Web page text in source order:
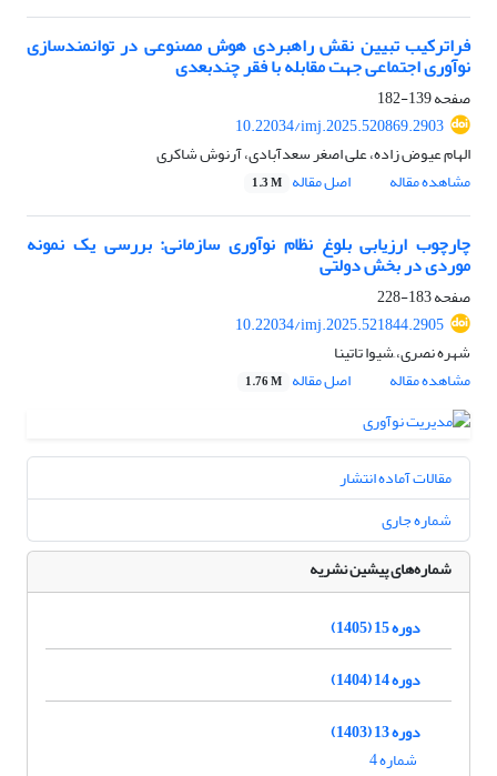
فراترکیب تبیین نقش راهبردی هوش مصنوعی در توانمندسازی
نوآوری اجتماعی جهت مقابله با فقر چندبعدی
صفحه139-182
10.22034/imj.2025.520869.2903
الهام عیوض زاده، علی اصغر سعدآبادی، آرنوش شاکری
مشاهده مقاله
اصل مقاله 1.3 M
چارچوب ارزیابی بلوغ نظام نوآوری سازمانی: بررسی یک نمونه
موردی در بخش دولتی
صفحه183-228
10.22034/imj.2025.521844.2905
شهره نصری، َشیوا تاتینا
مشاهده مقاله
اصل مقاله 1.76 M
مقالات آماده انتشار
شماره جاری
شماره‌های پیشین نشریه
دوره 15 (1405)
دوره 14 (1404)
دوره 13 (1403)
شماره 4